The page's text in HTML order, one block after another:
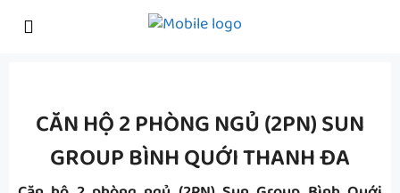
CĂN HỘ 2 PHÒNG NGỦ (2PN) SUN
GROUP BÌNH QUỚI THANH ĐA